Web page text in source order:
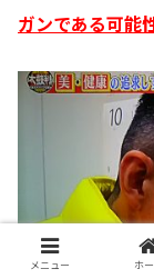
ガンである可能
メニュー ホ